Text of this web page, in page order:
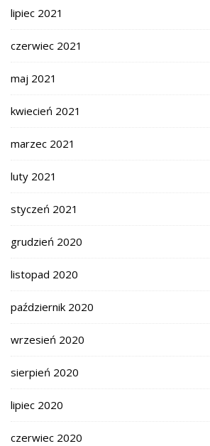
lipiec 2021
czerwiec 2021
maj 2021
kwiecień 2021
marzec 2021
luty 2021
styczeń 2021
grudzień 2020
listopad 2020
październik 2020
wrzesień 2020
sierpień 2020
lipiec 2020
czerwiec 2020